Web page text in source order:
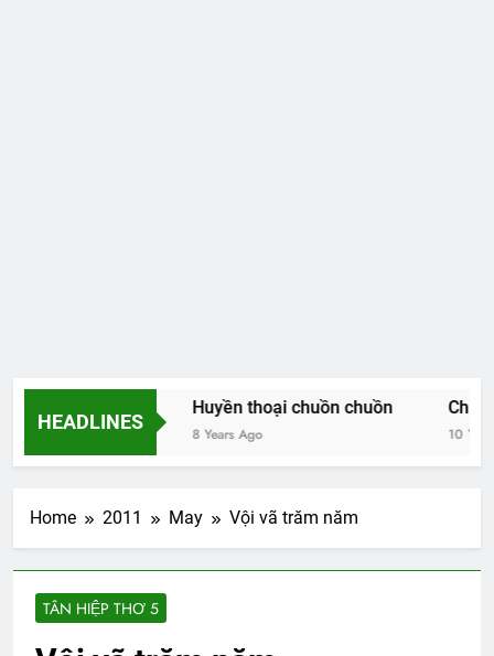
HEADLINES
8 Years Ago
Huyền thoại chuồn chuồn
8 Years Ago
Chiều
10 Years
Home 2011 May Vội vã trăm năm
TÂN HIỆP THƠ 5